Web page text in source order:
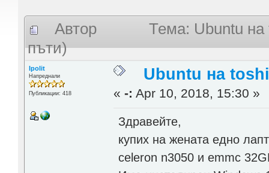
Автор
Тема: Ubuntu
пъти)
Ipolit
Напреднали
Публикации: 418
Ubuntu на
«-: Apr 10, 2018, 15:30 »
Здравейте,
купих на жената едно
celeron n3050 и emmc